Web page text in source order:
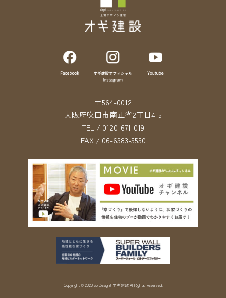
〒564-0012
大阪府吹田市南正雀2丁目4-5
TEL / 0120-671-019
FAX / 06-6383-5550
Copyright © 2020 So Design! オギ建設 All Rights Reserved.